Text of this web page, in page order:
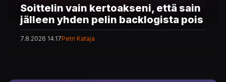
Soittelin vain kertoakseni, että sain
jälleen yhden pelin backlogista pois
7.8.2026 14.17Petri Kataja